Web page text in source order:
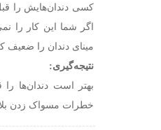
کسی دندان‌هایش را
مینای دندان را
نتیجه‌گیری:
بهتر است دندان‌ها را
خطرات مسواک زدن